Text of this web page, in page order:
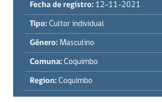
Fecha de registro: 12-11-2021
Tipo: Cultor individual
Género: Masculino
Comuna: Coquimbo
Region: Coquimbo